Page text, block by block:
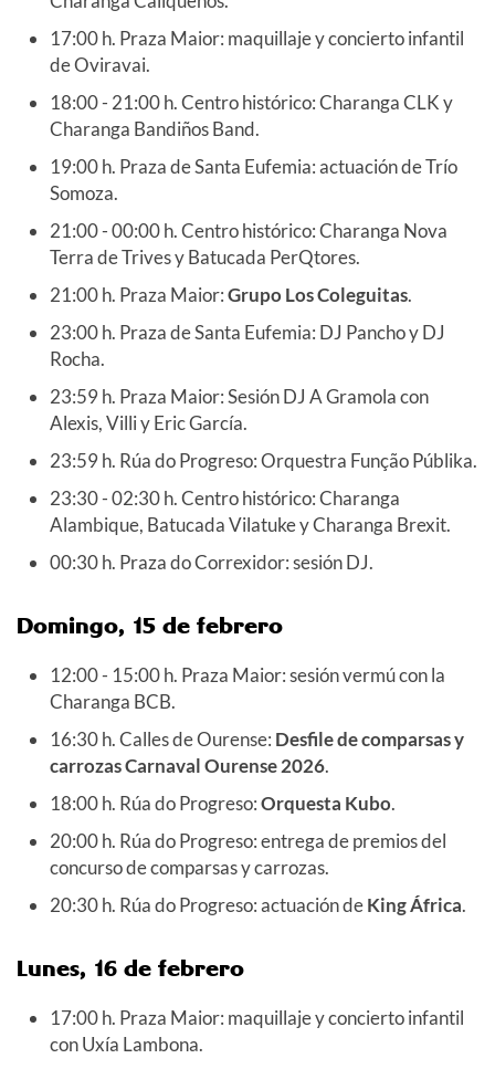
17:00 h. Praza Maior: maquillaje y concierto infantil
de Oviravai.
18:00 - 21:00 h. Centro histórico: Charanga CLK y
Charanga Bandiños Band.
19:00 h. Praza de Santa Eufemia: actuación de Trío
Somoza.
21:00 - 00:00 h. Centro histórico: Charanga Nova
Terra de Trives y Batucada PerQtores.
21:00 h. Praza Maior:Grupo Los Coleguitas.
23:00 h. Praza de Santa Eufemia: DJ Pancho y DJ
Rocha.
23:59 h. Praza Maior: Sesión DJ A Gramola con
Alexis, Villi y Eric García.
23:59 h. Rúa do Progreso: Orquestra Função Públika.
23:30 - 02:30 h. Centro histórico: Charanga
Alambique, Batucada Vilatuke y Charanga Brexit.
00:30 h. Praza do Correxidor: sesión DJ.
Domingo, 15 de febrero
12:00 - 15:00 h. Praza Maior: sesión vermú con la
Charanga BCB.
16:30 h. Calles de Ourense: Desfile de comparsas y
carrozas Carnaval Ourense 2026.
18:00 h. Rúa do Progreso:Orquesta Kubo.
20:00 h. Rúa do Progreso: entrega de premios del
concurso de comparsas y carrozas.
20:30 h. Rúa do Progreso: actuación deKing África.
Lunes, 16 de febrero
17:00 h. Praza Maior: maquillaje y concierto infantil
con Uxía Lambona.